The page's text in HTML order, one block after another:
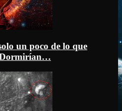
un poco de lo que
Dormirían…